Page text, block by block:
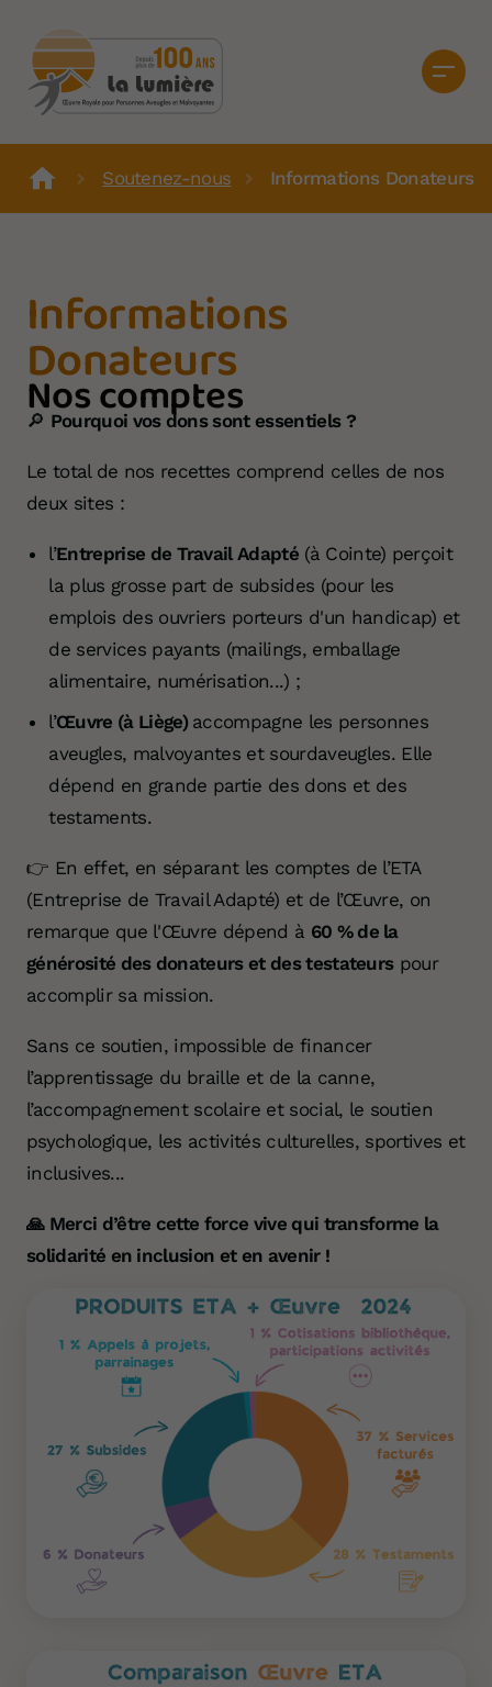
Soutenez-nous Informations Donateurs
Informations
Donateurs
Nos comptes
🔎 Pourquoi vos dons sont essentiels ?
Le total de nos recettes comprend celles de nos
deux sites :
l’Entreprise de Travail Adapté (à Cointe) perçoit
la plus grosse part de subsides (pour les
emplois des ouvriers porteurs d'un handicap) et
de services payants (mailings, emballage
alimentaire, numérisation...) ;
l’Œuvre (à Liège) accompagne les personnes
aveugles, malvoyantes et sourdaveugles. Elle
dépend en grande partie des dons et des
testaments.
👉 En effet, en séparant les comptes de l’ETA
(Entreprise de Travail Adapté) et de l’Œuvre, on
remarque que l'Œuvre dépend à 60 % de la
générosité des donateurs et des testateurspour
accomplir sa mission.
Sans ce soutien, impossible de financer
l’apprentissage du braille et de la canne,
l’accompagnement scolaire et social, le soutien
psychologique, les activités culturelles, sportives et
inclusives...
🙏 Merci d’être cette force vive qui transforme la
solidarité en inclusion et en avenir !